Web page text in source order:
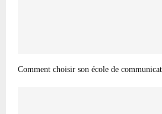
Comment choisir son école de